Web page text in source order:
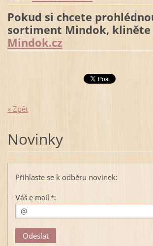
Pokud si chcete
sortiment Mindok, kliněte
Mindok.cz
« Zpět
Novinky
Přihlaste se k odběru novinek:
Váš e-mail *: